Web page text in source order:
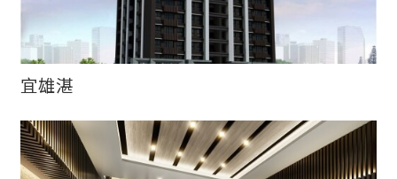
宜雄湛